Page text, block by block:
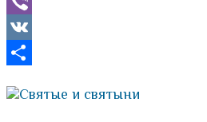
Viber
VK
Святые и святыни